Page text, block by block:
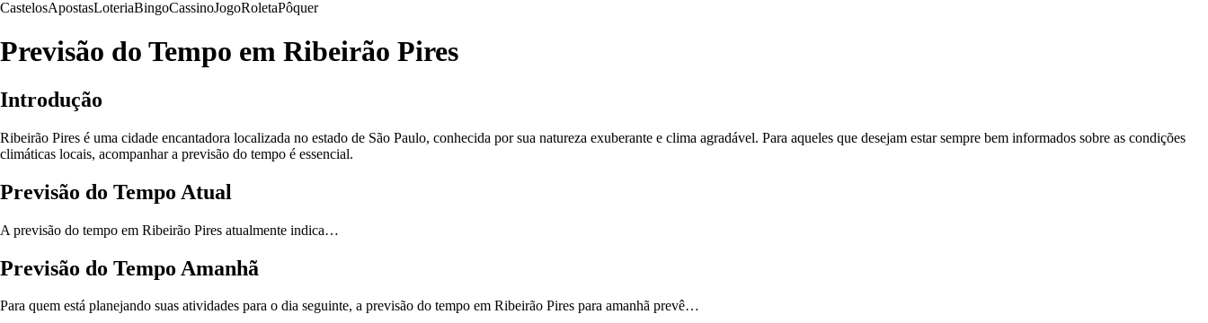
CastelosApostasLoteriaBingoCassinoJogoRoletaPôquer
Previsão do Tempo em Ribeirão Pires
Introdução
Ribeirão Pires é uma cidade encantadora localizada no estado de São Paulo, conhecida por sua natureza exuberante e clima agradável. Para aqueles que desejam estar sempre bem informados sobre as condições
climáticas locais, acompanhar a previsão do tempo é essencial.
Previsão do Tempo Atual
A previsão do tempo em Ribeirão Pires atualmente indica…
Previsão do Tempo Amanhã
Para quem está planejando suas atividades para o dia seguinte, a previsão do tempo em Ribeirão Pires para amanhã prevê…